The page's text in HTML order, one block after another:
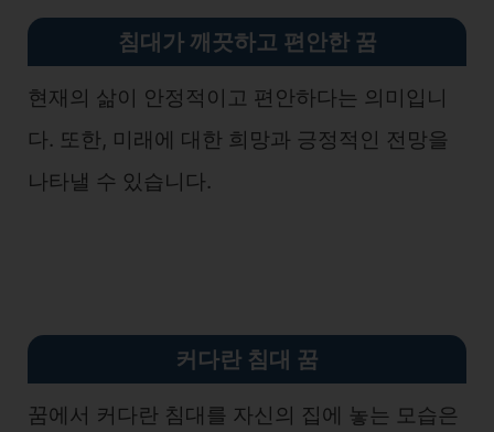
침대가 깨끗하고 편안한 꿈
현재의 삶이 안정적이고 편안하다는 의미입니
다. 또한, 미래에 대한 희망과 긍정적인 전망을
나타낼 수 있습니다.
커다란 침대 꿈
꿈에서 커다란 침대를 자신의 집에 놓는 모습은